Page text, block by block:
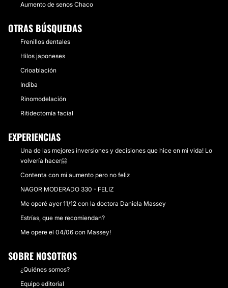
Aumento de senos Chaco
OTRAS BÚSQUEDAS
Frenillos dentales
Hilos japoneses
Crioablación
Indiba
Rinomodelación
Ritidectomía facial
EXPERIENCIAS
Una de las mejores inversiones y decisiones que hice en mi vida! Lo
volvería hacer🤗
Contenta con mi aumento pero no feliz
NAGOR MODERADO 330 - FELIZ
Me operé ayer 11/12 con la doctora Daniela Massey
Estrías, que me recomiendan?
Me opere el 04/06 con Massey!
SOBRE NOSOTROS
¿Quiénes somos?
Equipo editorial